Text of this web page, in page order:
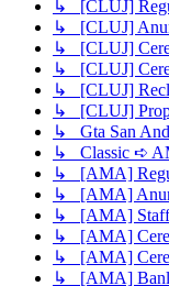
↳ [CLUJ]
↳ [CLUJ]
↳ [CLUJ]
↳ [CLUJ]
↳ [CLUJ]
↳ [CLUJ]
↳ Gta San
↳ Classic ➪
↳ [AMA]
↳ [AMA]
↳ [AMA] Staff
↳ [AMA]
↳ [AMA]
↳ [AMA]